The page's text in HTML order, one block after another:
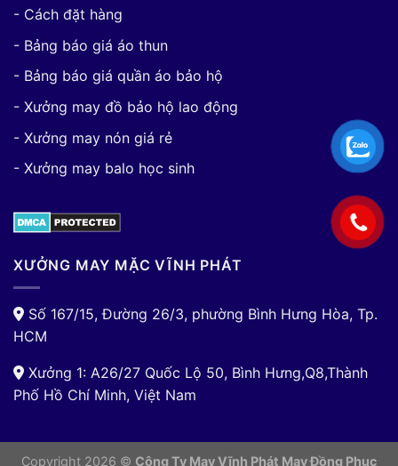
- Cách đặt hàng
- Bảng báo giá áo thun
- Bảng báo giá quần áo bảo hộ
- Xưởng may đồ bảo hộ lao động
- Xưởng may nón giá rẻ
- Xưởng may balo học sinh
XƯỞNG MAY MẶC VĨNH PHÁT
Số 167/15, Đường 26/3, phường Bình Hưng Hòa, Tp.
HCM
Xưởng 1: A26/27 Quốc Lộ 50, Bình Hưng,Q8,Thành
Phố Hồ Chí Minh, Việt Nam
Copyright 2026 © Công Ty May Vĩnh Phát May Đồng Phục